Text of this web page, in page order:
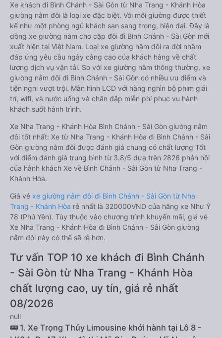
Xe khách đi Bình Chánh - Sài Gòn từ Nha Trang - Khánh Hòa
giường nằm đôi là loại xe đặc biệt. Với mỗi giường được thiết
kế như một phòng ngủ khách sạn sang trọng, hiện đại. Đây là
dòng xe giường nằm cho cặp đôi đi Bình Chánh - Sài Gòn mới
xuất hiện tại Việt Nam. Loại xe giường nằm đôi ra đời nhằm
đáp ứng yêu cầu ngày càng cao của khách hàng về chất
lượng dịch vụ vận tải. So với xe giường nằm thông thường, xe
giường nằm đôi đi Bình Chánh - Sài Gòn có nhiều ưu điểm và
tiện nghi vượt trội. Màn hình LCD với hàng nghìn bộ phim giải
trí, wifi, và nước uống và chăn đắp miễn phí phục vụ hành
khách suốt hành trình.
Xe Nha Trang - Khánh Hòa Bình Chánh - Sài Gòn giường nằm
đôi tốt nhất: Xe từ Nha Trang - Khánh Hòa đi Bình Chánh - Sài
Gòn giường nằm đôi được đánh giá chung có chất lượng Tốt
với điểm đánh giá trung bình từ 3.8/5 dựa trên 2826 phản hồi
của hành khách Xe về Bình Chánh - Sài Gòn từ Nha Trang -
Khánh Hòa.
Giá vé xe giường nằm đôi đi Bình Chánh - Sài Gòn từ Nha
Trang - Khánh Hòa rẻ nhất là 320000VND của hãng xe Như Ý
78 (Phú Yên). Tùy thuộc vào chương trình khuyến mãi, giá vé
Xe Nha Trang - Khánh Hòa đi Bình Chánh - Sài Gòn giường
nằm đôi này có thể sẽ rẻ hơn.
Tư vấn TOP 10 xe khách đi Bình Chánh
- Sài Gòn từ Nha Trang - Khánh Hòa
chất lượng cao, uy tín, giá rẻ nhất
08/2026
null
🚌 1. Xe Trọng Thủy Limousine khởi hành tại Lô 8 -